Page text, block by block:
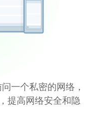
一个私密的网络，
提高网络安全和隐